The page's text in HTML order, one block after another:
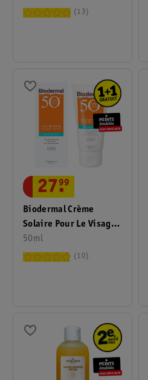
13
Biodermal Crème
Solaire Pour Le Visage
Hydraplus FPS 50+
50ml
27.
99
10